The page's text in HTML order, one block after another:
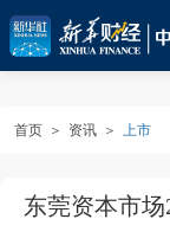
首页 ＞ 资讯 ＞ 上市
东莞资本市